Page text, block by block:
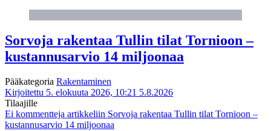
Sorvoja rakentaa Tullin tilat Tornioon –
kustannusarvio 14 miljoonaa
Pääkategoria Rakentaminen
Kirjoitettu 5. elokuuta 2026, 10:21 5.8.2026
Tilaajille
Ei kommentteja artikkeliin Sorvoja rakentaa Tullin tilat Tornioon –
kustannusarvio 14 miljoonaa